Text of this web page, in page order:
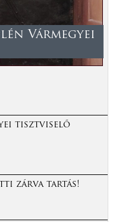
Vármegyei
tisztviselő
zárva tartás!